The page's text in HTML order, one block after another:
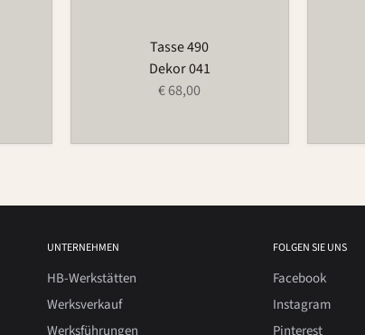
Tasse 490
Dekor 041
€ 68,00
UNTERNEHMEN
HB-Werkstätten
Werksverkauf
Werksführungen
FOLGEN SIE UNS
Facebook
Instagram
Pinterest